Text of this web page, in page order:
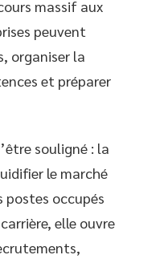
massif aux
peuvent
organiser la
et préparer
souligné : la
le marché
postes occupés
elle ouvre